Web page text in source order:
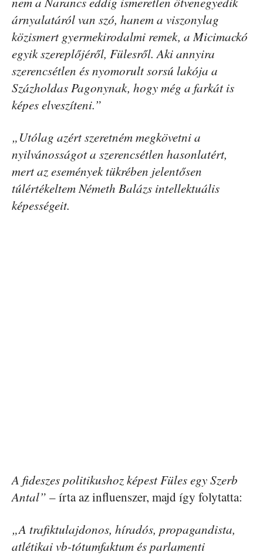
árnyalatáról van szó, hanem a viszonylag
közismert gyermekirodalmi remek, a Micimackó
egyik szereplőjéről, Fülesről. Aki annyira
szerencsétlen és nyomorult sorsú lakója a
Százholdas Pagonynak, hogy még a farkát is
képes elveszíteni.”
„Utólag azért szeretném megkövetni a
nyilvánosságot a szerencsétlen hasonlatért,
mert az események tükrében jelentősen
túlértékeltem Németh Balázs intellektuális
képességeit.
A fideszes politikushoz képest Füles egy Szerb
Antal” – írta az influenszer, majd így folytatta:
„A trafiktulajdonos, híradós, propagandista,
atlétikai vb-tótumfaktum és parlamenti